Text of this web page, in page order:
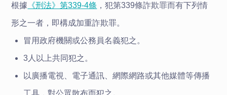
根據 《刑法》第339-4條 ，犯第339條詐欺罪而有下列情
形之一者，即構成加重詐欺罪。
冒用政府機關或公務員名義犯之。
3人以上共同犯之。
以廣播電視、電子通訊、網際網路或其他媒體等傳播
工具，對公眾散布而犯之。